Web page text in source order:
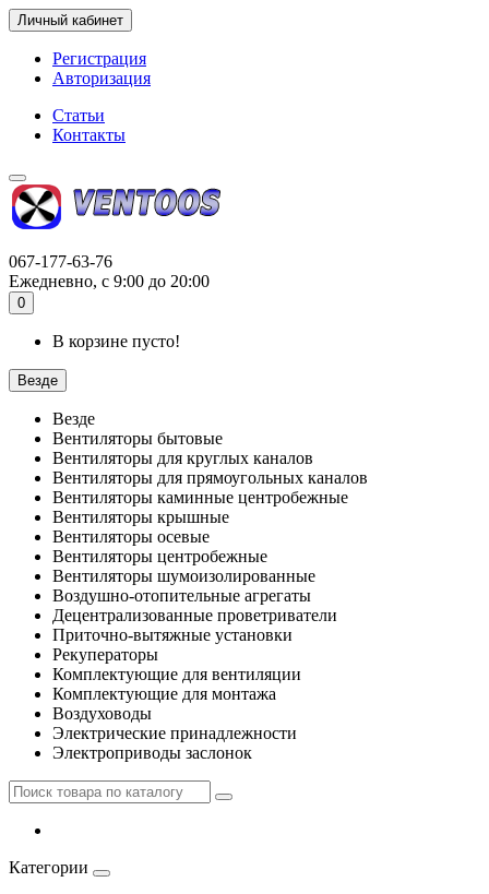
Личный кабинет
Регистрация
Авторизация
Статьи
Контакты
067-177-63-76
Ежедневно, с 9:00 до 20:00
0
В корзине пусто!
Везде
Везде
Вентиляторы бытовые
Вентиляторы для круглых каналов
Вентиляторы для прямоугольных каналов
Вентиляторы каминные центробежные
Вентиляторы крышные
Вентиляторы осевые
Вентиляторы центробежные
Вентиляторы шумоизолированные
Воздушно-отопительные агрегаты
Децентрализованные проветриватели
Приточно-вытяжные установки
Рекуператоры
Комплектующие для вентиляции
Комплектующие для монтажа
Воздуховоды
Электрические принадлежности
Электроприводы заслонок
Категории